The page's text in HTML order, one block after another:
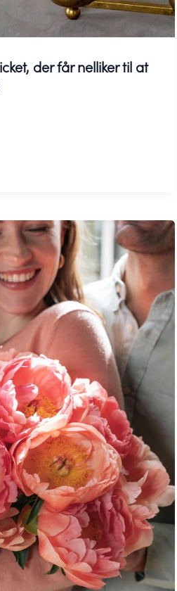
der får nelliker til at